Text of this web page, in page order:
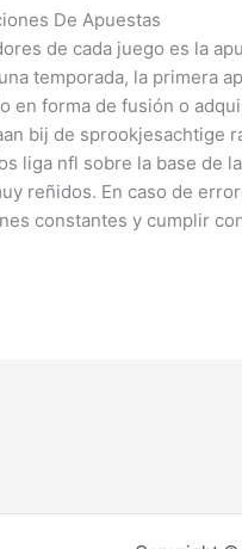
De Apuestas
de cada juego es la
temporada, la primera
en forma de fusión o
bij de sprookjesachtige
liga nfl sobre la base de
reñidos. En caso de
constantes y cumplir